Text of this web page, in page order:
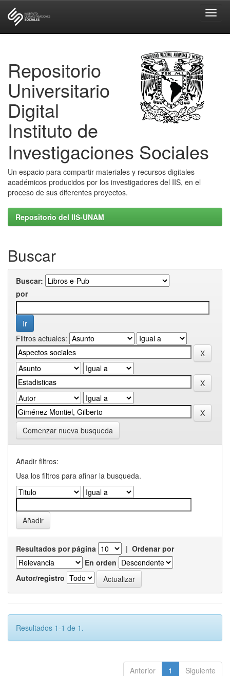
Repositorio
Universitario
Digital
Instituto de
Investigaciones Sociales
Un espacio para compartir materiales y recursos digitales
académicos producidos por los investigadores del IIS, en el
proceso de sus diferentes proyectos.
Repositorio del IIS-UNAM
Buscar
Buscar:
por
Filtros actuales:
Comenzar nueva busqueda
Añadir filtros:
Usa los filtros para afinar la busqueda.
Resultados por página | Ordenar por
En orden
Autor/registro
Resultados 1-1 de 1.
Anterior 1 Siguiente